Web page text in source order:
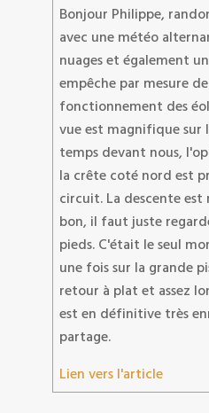
Bonjour Philippe,
avec une météo
nuages et également
empêche par mesure
fonctionnement des
vue est magnifique sur
temps devant nous,
la crête coté nord est
circuit. La descente est
bon, il faut juste
pieds. C'était le seul
une fois sur la grande
retour à plat et assez
est en définitive très
partage.
Lien vers l'article